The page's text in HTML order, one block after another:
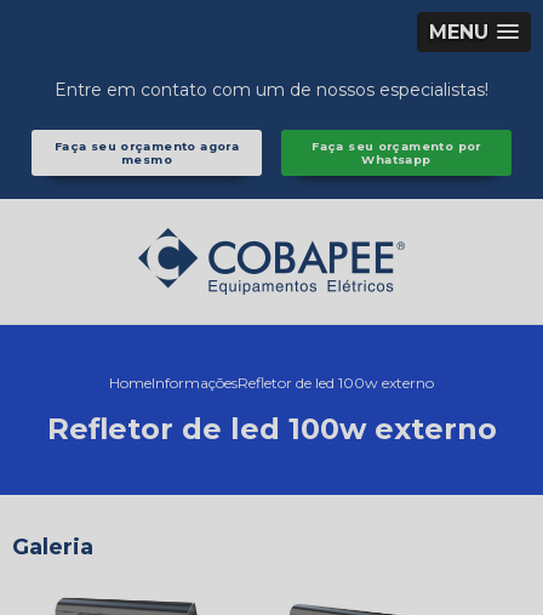
MENU
Entre em contato com um de nossos especialistas!
Faça seu orçamento agora
mesmo
Faça seu orçamento por
Whatsapp
HomeInformaçõesRefletor de led 100w externo
Refletor de led 100w externo
Galeria